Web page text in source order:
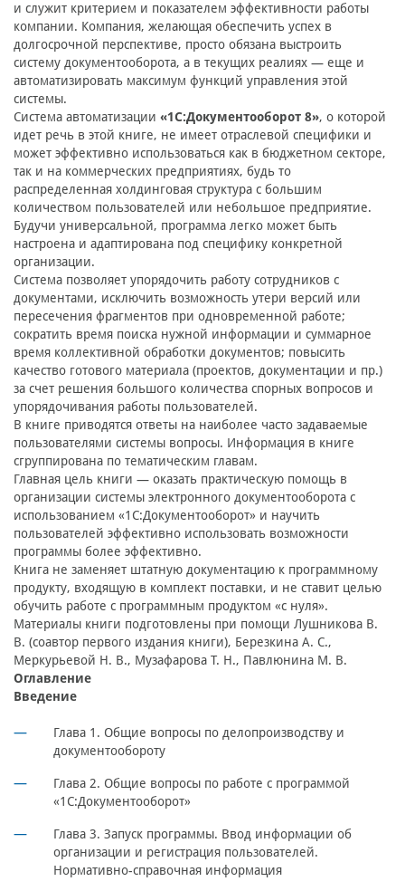
и служит критерием и показателем эффективности работы
компании. Компания, желающая обеспечить успех в
долгосрочной перспективе, просто обязана выстроить
систему документооборота, а в текущих реалиях — еще и
автоматизировать максимум функций управления этой
системы.
Система автоматизации «1С:Документооборот 8», о которой
идет речь в этой книге, не имеет отраслевой специфики и
может эффективно использоваться как в бюджетном секторе,
так и на коммерческих предприятиях, будь то
распределенная холдинговая структура с большим
количеством пользователей или небольшое предприятие.
Будучи универсальной, программа легко может быть
настроена и адаптирована под специфику конкретной
организации.
Система позволяет упорядочить работу сотрудников с
документами, исключить возможность утери версий или
пересечения фрагментов при одновременной работе;
сократить время поиска нужной информации и суммарное
время коллективной обработки документов; повысить
качество готового материала (проектов, документации и пр.)
за счет решения большого количества спорных вопросов и
упорядочивания работы пользователей.
В книге приводятся ответы на наиболее часто задаваемые
пользователями системы вопросы. Информация в книге
сгруппирована по тематическим главам.
Главная цель книги — оказать практическую помощь в
организации системы электронного документооборота с
использованием «1С:Документооборот» и научить
пользователей эффективно использовать возможности
программы более эффективно.
Книга не заменяет штатную документацию к программному
продукту, входящую в комплект поставки, и не ставит целью
обучить работе с программным продуктом «с нуля».
Материалы книги подготовлены при помощи Лушникова В.
В. (соавтор первого издания книги), Березкина А. С.,
Меркурьевой Н. В., Музафарова Т. Н., Павлюнина М. В.
Оглавление
Введение
Глава 1. Общие вопросы по делопроизводству и
документообороту
Глава 2. Общие вопросы по работе с программой
«1С:Документооборот»
Глава 3. Запуск программы. Ввод информации об
организации и регистрация пользователей.
Нормативно-справочная информация